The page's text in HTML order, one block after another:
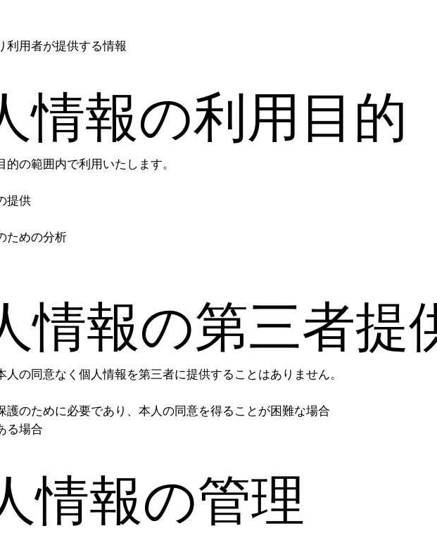
利用者が提供する情報
情報の利用目的
の範囲内で利用いたします。
提供
ための分析
情報の第三者提
の同意なく個人情報を第三者に提供することはありません。
護のために必要であり、本人の同意を得ることが困難な場合
る場合
情報の管理